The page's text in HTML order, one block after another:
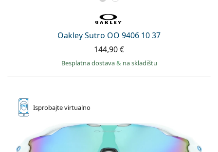
Oakley Sutro OO 9406 10 37
144,90 €
Besplatna dostava& na skladištu
Isprobajtevirtualno